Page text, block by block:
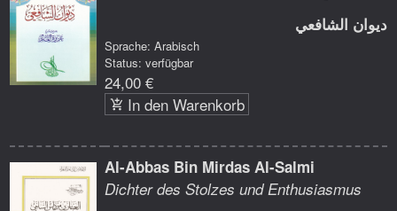
ديوان الشافعي
Sprache: Arabisch
Status: verfügbar
24,00 €
In den Warenkorb
Al-Abbas Bin Mirdas Al-Salmi
Dichter des Stolzes und Enthusiasmus